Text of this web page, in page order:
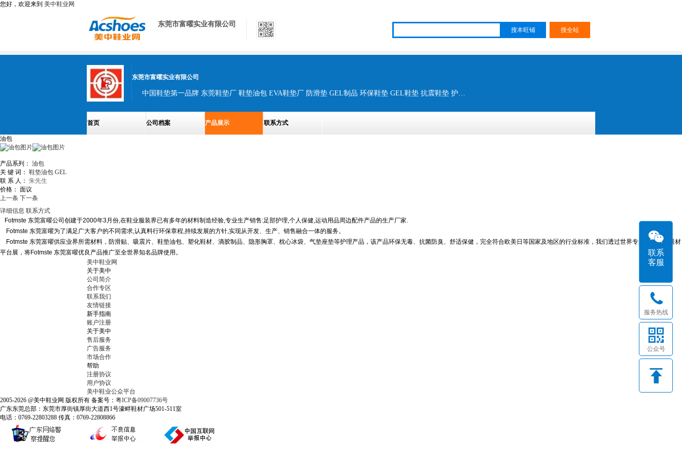
您好，欢迎来到 美中鞋业网
东莞市富曜实业有限公司
东莞市富曜实业有限公司
中国鞋垫第一品牌 东莞鞋垫厂 鞋垫油包 EVA鞋垫厂 防滑垫 GEL制品 环保鞋垫 GEL鞋垫 抗震鞋垫 护理鞋垫 舒适康鞋垫 果冻鞋垫
首页 公司档案 产品展示 联系方式
油包
产品系列： 油包
关 键 词： 鞋垫油包 GEL
联 系 人： 朱先生
价格： 面议
上一条 下一条
详细信息 联系方式
Fotmste 东莞富曜公司创建于2000年3月份,在鞋业服装界已有多年的材料制造经验,专业生产销售:足部护理,个人保健,运动用品周边配件产品的生产厂家.
Fotmste 东莞富曜为了满足广大客户的不同需求,认真料行环保章程,持续发展的方针,实现从开发、生产、销售融合一体的服务。
Fotmste 东莞富曜供应业界所需材料，防滑贴、吸震片、鞋垫油包、塑化鞋材、滴胶制品、隐形胸罩、枕心冰袋、气垫座垫等护理产品，该产品环保无毒、抗菌防臭、舒适保健，完全符合欧美日等国家及地区的行业标准，我们透过世界专业的服装及鞋材
平台展，将Fotmste 东莞富曜优良产品推广至全世界知名品牌使用。
美中鞋业网
关于美中
公司简介
合作专区
联系我们
友情链接
新手指南
账户注册
关于美中
售后服务
广告服务
市场合作
帮助
注册协议
用户协议
美中鞋业公众平台
2005-2026 @美中鞋业网 版权所有 备案号： 粤ICP备09007736号
广东东莞总部：东莞市厚街镇厚街大道西1号濠畔鞋材广场501-511室
电话：0769-22803288 传真：0769-22808866
联系
客服
服务热线
公众号